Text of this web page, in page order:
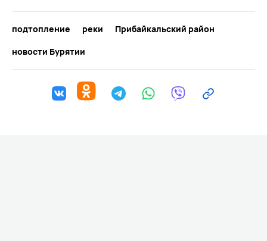
подтопление реки
Прибайкальский район
новости Бурятии